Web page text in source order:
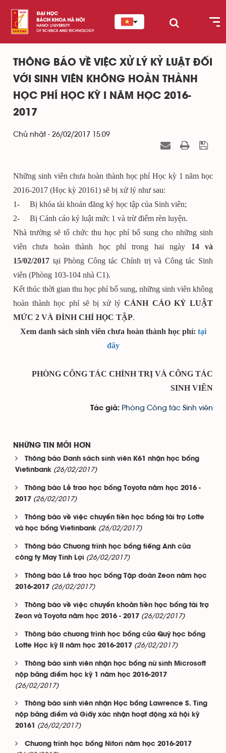
THÔNG BÁO VỀ VIỆC XỬ LÝ KỶ LUẬT ĐỐI
VỚI SINH VIÊN KHÔNG HOÀN THÀNH
HỌC PHÍ HỌC KỲ I NĂM HỌC 2016-
2017
Chủ nhật - 26/02/2017 15:09
Những sinh viên chưa hoàn thành học phí Học kỳ 1 năm học
2016-2017 (Học kỳ 20161) sẽ bị xử lý như sau:
1- Bị khóa tài khoản đăng ký học tập của Sinh viên;
2- Bị Cảnh cáo kỷ luật mức 1 và trừ điểm rèn luyện.
Nhà trường sẽ tổ chức thu học phí bổ sung cho những sinh
viên chưa hoàn thành học phí trong hai ngày 14 và
15/02/2017 tại Phòng Công tác Chính trị và Công tác Sinh
viên (Phòng 103-104 nhà C1).
Kết thúc thời gian thu học phí bổ sung, những sinh viên không
hoàn thành học phí sẽ bị xử lýCẢNH CÁO KỶ LUẬT
MỨC 2 VÀ ĐÌNH CHỈ HỌC TẬP.
Xem danh sách sinh viên chưa hoàn thành học phí: tại
đây
PHÒNG CÔNG TÁC CHÍNH TRỊ VÀ CÔNG TÁC
SINH VIÊN
Tác giả: Phòng Công tác Sinh viên
NHỮNG TIN MỚI HƠN
Thông báo Danh sách sinh viên K61 nhận học bổng
Vietinbank (26/02/2017)
Thông báo Lễ trao học bổng Toyota năm học 2016 -
2017 (26/02/2017)
Thông báo về việc chuyển tiền học bổng tài trợ Lotte
và học bổng Vietinbank (26/02/2017)
Thông báo Chương trình học bổng tiếng Anh của
công ty May Tinh Lợi (26/02/2017)
Thông báo Lễ trao học bổng Tập đoàn Zeon năm học
2016-2017 (26/02/2017)
Thông báo về việc chuyển khoản tiền học bổng tài trợ
Zeon và Toyota năm học 2016 - 2017 (26/02/2017)
Thông báo chương trình học bổng của Quỹ học bổng
Lotte Học kỳ II năm học 2016-2017 (26/02/2017)
Thông báo sinh viên nhận học bổng nữ sinh Microsoft
nộp bảng điểm học kỳ 1 năm học 2016-2017
(26/02/2017)
Thông báo sinh viên nhận Học bổng Lawrence S. Ting
nộp bảng điểm và Giấy xác nhận hoạt động xã hội kỳ
20161
(26/02/2017)
Chương trình học bổng Nitori năm học 2016-2017